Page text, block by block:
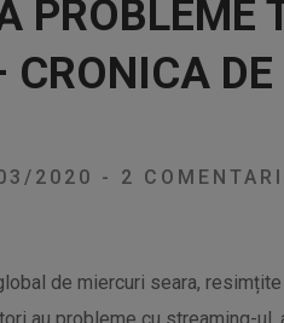
PROBLEME
DE
2020 -
2
de miercuri seara,